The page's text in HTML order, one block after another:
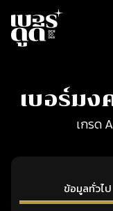
เบอร์มง
เกรด
ข้อมูลทั่วไป